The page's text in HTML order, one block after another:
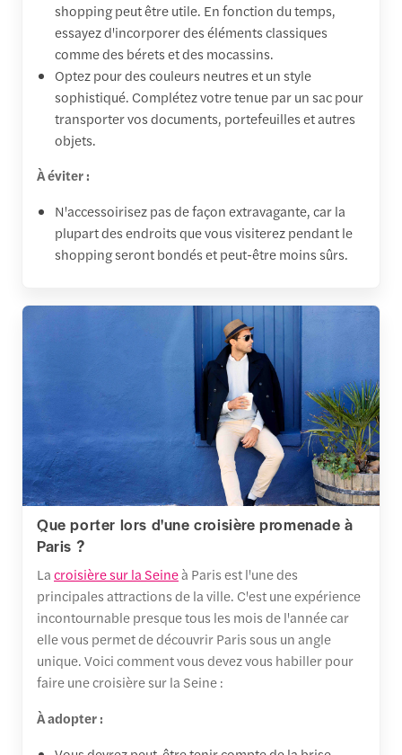
shopping peut être utile. En fonction du temps,
essayez d'incorporer des éléments classiques
comme des bérets et des mocassins.
Optez pour des couleurs neutres et un style
sophistiqué. Complétez votre tenue par un sac pour
transporter vos documents, portefeuilles et autres
objets.
À éviter :
N'accessoirisez pas de façon extravagante, car la
plupart des endroits que vous visiterez pendant le
shopping seront bondés et peut-être moins sûrs.
Que porter lors d'une croisière promenade à
Paris ?
Lacroisière sur la Seineà Paris est l'une des
principales attractions de la ville. C'est une expérience
incontournable presque tous les mois de l'année car
elle vous permet de découvrir Paris sous un angle
unique. Voici comment vous devez vous habiller pour
faire une croisière sur la Seine :
À adopter :